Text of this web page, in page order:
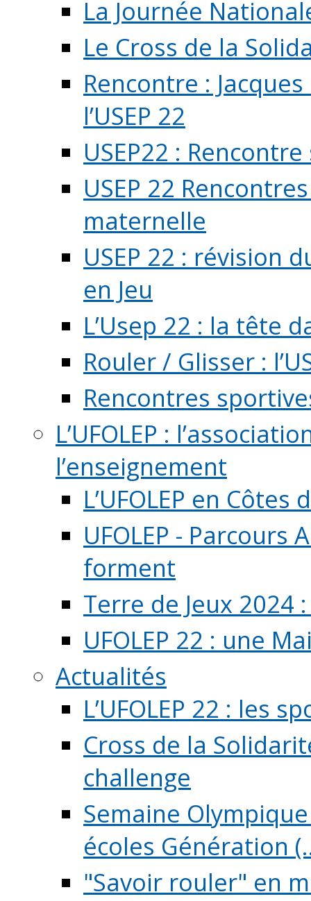
La Journée
Le Cross de la
Rencontre :
l’USEP 22
USEP22 :
USEP 22
maternelle
USEP 22 : révision
en Jeu
L’Usep 22 : la tête
Rouler / Glisser :
Rencontres
L’UFOLEP :
l’enseignement
L’UFOLEP en Côtes
UFOLEP -
forment
Terre de Jeux 2024
UFOLEP 22 : une
Actualités
L’UFOLEP 22 : les
Cross de la
challenge
Semaine
écoles Génération
"Savoir rouler" en